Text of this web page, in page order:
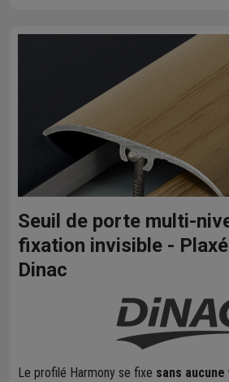
Seuil de porte multi-
fixation invisible -
Dinac
Le profilé Harmony se fixe sans